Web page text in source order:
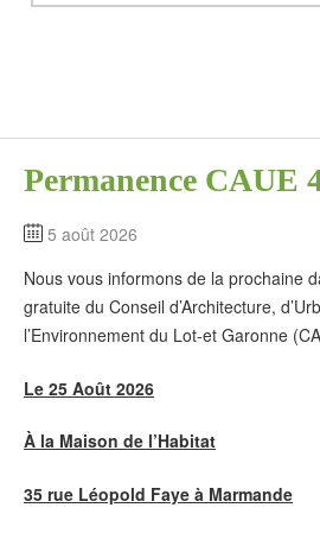
Permanence CAUE
5 août 2026
Nous vous informons de la prochaine
gratuite du Conseil d’Architecture,
l’Environnement du Lot-et Garonne
Le 25 Août 2026
À la Maison de l’Habitat
35 rue Léopold Faye à Marmande